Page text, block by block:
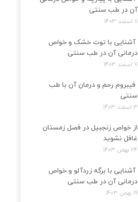
آن در طب سنتی
11 اسفند 1403
آشنایی با توت خشک و خواص
درمانی آن در طب سنتی
7 اسفند 1403
فیبروم رحم و درمان آن با طب
سنتی
3 اسفند 1403
از خواص زنجبیل در فصل زمستان
غافل نشوید
24 بهمن 1403
آشنایی با برگه زردآلو و خواص
درمانی آن در طب سنتی
19 بهمن 1403